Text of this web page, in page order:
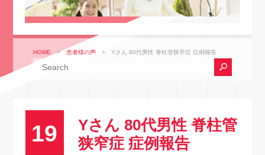
HOME > 患者様の声 >Yさん 80代男性 脊柱管狭窄症 症例報告
19
Yさん 80代男性 脊柱管
狭窄症 症例報告